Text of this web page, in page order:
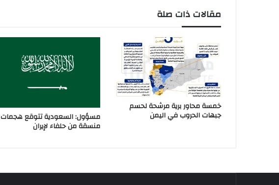
مقالات ذات صلة
خمسة محاور برية مرشحة لحسم
جبهات الحروب في اليمن مسؤول: السعودية تتوقع هجمات
منسقة من حلفاء لإيران